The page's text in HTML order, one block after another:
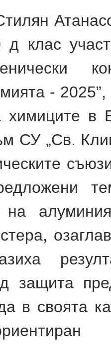
д клас
-
химиците в
СУ „Св.
на
защита
в своята